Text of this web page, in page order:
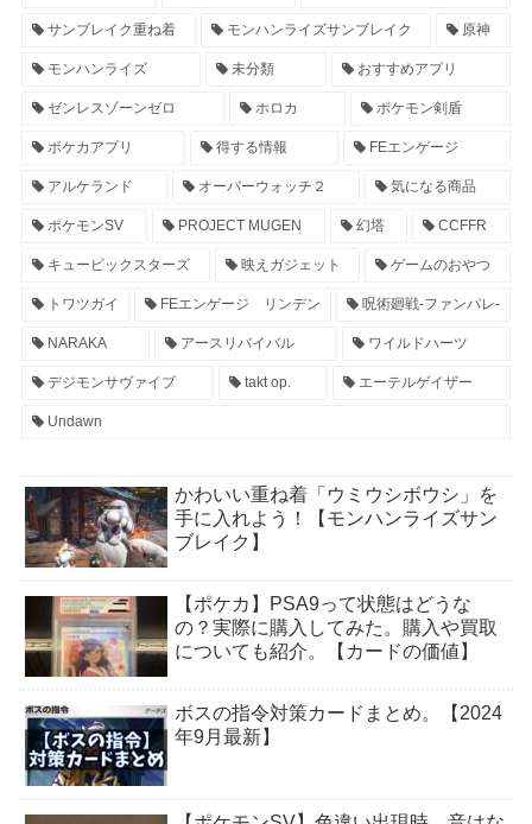
サンブレイク重ね着 モンハンライズサンブレイク 原神
モンハンライズ 未分類 おすすめアプリ
ゼンレスゾーンゼロ ホロカ ポケモン剣盾
ポケカアプリ 得する情報 FEエンゲージ
アルケランド オーバーウォッチ２ 気になる商品
ポケモンSV PROJECT MUGEN 幻塔 CCFFR
キュービックスターズ 映えガジェット ゲームのおやつ
トワツガイ FEエンゲージ リンデン 呪術廻戦-ファンパレ-
NARAKA アースリバイバル ワイルドハーツ
デジモンサヴァイブ takt op. エーテルゲイザー
Undawn
かわいい重ね着「ウミウシボウシ」を
手に入れよう！【モンハンライズサン
ブレイク】
【ポケカ】PSA9って状態はどうな
の？実際に購入してみた。購入や買取
についても紹介。【カードの価値】
ボスの指令対策カードまとめ。【2024
年9月最新】